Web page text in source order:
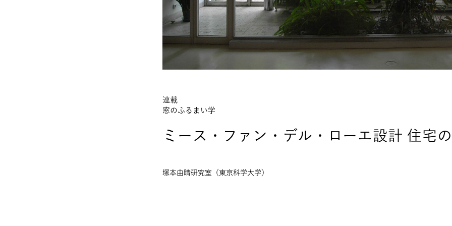
連載
窓のふるまい学
ミース・ファン・デル・ローエ設計 住宅
塚本由晴研究室（東京科学大学）